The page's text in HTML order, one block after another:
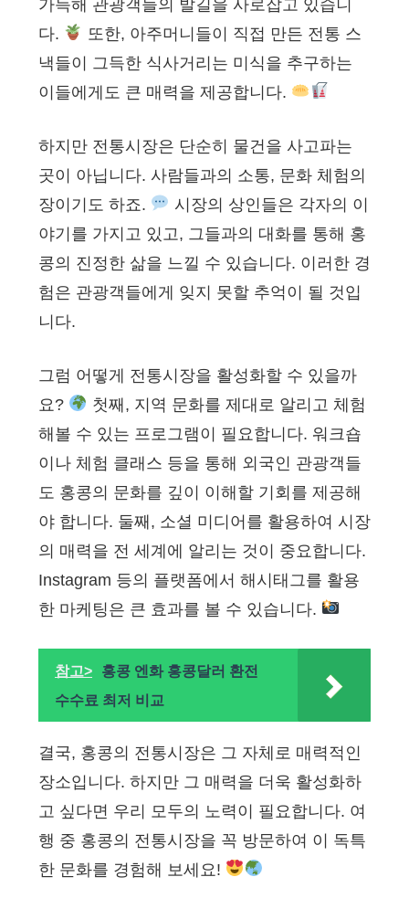
가득해 관광객들의 발길을 사로잡고 있습니
다.
또한, 아주머니들이 직접 만든 전통 스
낵들이 그득한 식사거리는 미식을 추구하는
이들에게도 큰 매력을 제공합니다.
하지만 전통시장은 단순히 물건을 사고파는
곳이 아닙니다. 사람들과의 소통, 문화 체험의
장이기도 하죠.
시장의 상인들은 각자의 이
야기를 가지고 있고, 그들과의 대화를 통해 홍
콩의 진정한 삶을 느낄 수 있습니다. 이러한 경
험은 관광객들에게 잊지 못할 추억이 될 것입
니다.
그럼 어떻게 전통시장을 활성화할 수 있을까
요?
첫째, 지역 문화를 제대로 알리고 체험
해볼 수 있는 프로그램이 필요합니다. 워크숍
이나 체험 클래스 등을 통해 외국인 관광객들
도 홍콩의 문화를 깊이 이해할 기회를 제공해
야 합니다. 둘째, 소셜 미디어를 활용하여 시장
의 매력을 전 세계에 알리는 것이 중요합니다.
Instagram 등의 플랫폼에서 해시태그를 활용
한 마케팅은 큰 효과를 볼 수 있습니다.
참고>
홍콩 엔화 홍콩달러 환전
수수료 최저 비교
결국, 홍콩의 전통시장은 그 자체로 매력적인
장소입니다. 하지만 그 매력을 더욱 활성화하
고 싶다면 우리 모두의 노력이 필요합니다. 여
행 중 홍콩의 전통시장을 꼭 방문하여 이 독특
한 문화를 경험해 보세요!